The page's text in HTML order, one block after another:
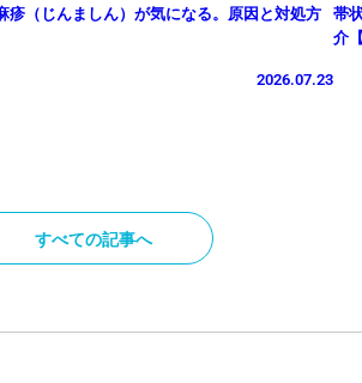
疹（じんましん）が気になる。原因と対処方
2026.07.23
帯
介
すべての記事へ